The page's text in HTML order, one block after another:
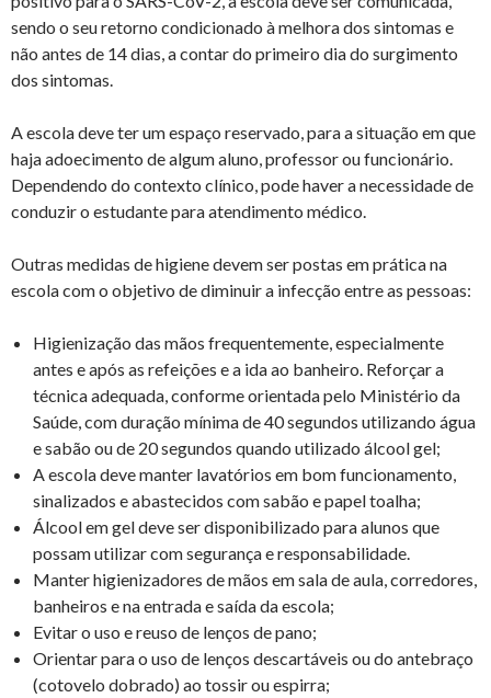
sendo o seu retorno condicionado à melhora dos sintomas e
não antes de 14 dias, a contar do primeiro dia do surgimento
dos sintomas.
A escola deve ter um espaço reservado, para a situação em que
haja adoecimento de algum aluno, professor ou funcionário.
Dependendo do contexto clínico, pode haver a necessidade de
conduzir o estudante para atendimento médico.
Outras medidas de higiene devem ser postas em prática na
escola com o objetivo de diminuir a infecção entre as pessoas:
Higienização das mãos frequentemente, especialmente
antes e após as refeições e a ida ao banheiro. Reforçar a
técnica adequada, conforme orientada pelo Ministério da
Saúde, com duração mínima de 40 segundos utilizando água
e sabão ou de 20 segundos quando utilizado álcool gel;
A escola deve manter lavatórios em bom funcionamento,
sinalizados e abastecidos com sabão e papel toalha;
Álcool em gel deve ser disponibilizado para alunos que
possam utilizar com segurança e responsabilidade.
Manter higienizadores de mãos em sala de aula, corredores,
banheiros e na entrada e saída da escola;
Evitar o uso e reuso de lenços de pano;
Orientar para o uso de lenços descartáveis ou do antebraço
(cotovelo dobrado) ao tossir ou espirra;